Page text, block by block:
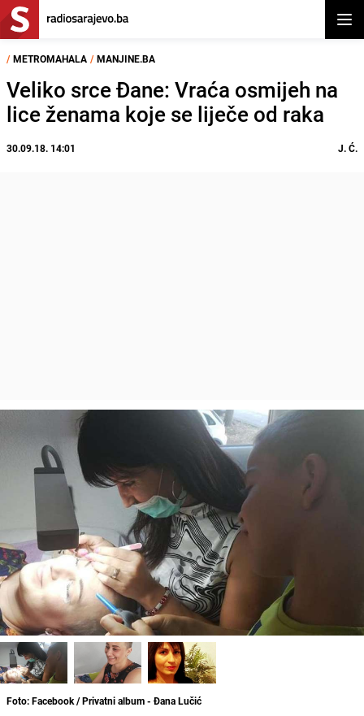
/ METROMAHALA / MANJINE.BA
Veliko srce Đane: Vraća osmijeh na
lice ženama koje se liječe od raka
30.09.18. 14:01 J. Ć.
Foto: Facebook / Privatni album - Đana Lučić